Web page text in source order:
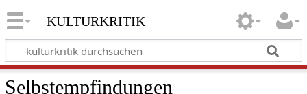
kulturkritik
Selbstempfindungen